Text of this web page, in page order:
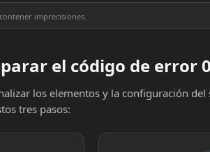
imprecisiones.
el código de error
los elementos y la configuración
tres pasos: